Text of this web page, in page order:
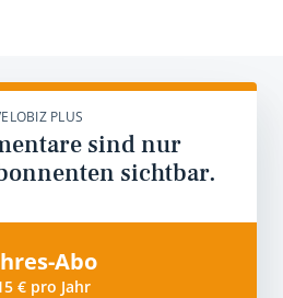
PLUS
sind nur
sichtbar.
Abo
€ pro Jahr